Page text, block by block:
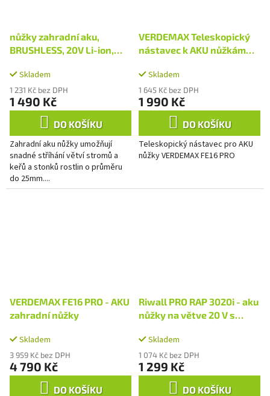
nůžky zahradní aku,
BRUSHLESS, 20V Li-ion,
Skladem
1 231 Kč bez DPH
1 490 Kč
DO KOŠÍKU
Zahradní aku nůžky umožňují
snadné stříhání větví stromů a
keřů a stonků rostlin o průměru
do 25mm....
VERDEMAX Teleskopický
nástavec k AKU nůžkám
Skladem
1 645 Kč bez DPH
1 990 Kč
DO KOŠÍKU
Teleskopický nástavec pro AKU
nůžky VERDEMAX FE16 PRO
VERDEMAX FE16 PRO - AKU
zahradní nůžky
Skladem
3 959 Kč bez DPH
4 790 Kč
DO KOŠÍKU
Riwall PRO RAP 3020i - aku
nůžky na větve 20 V s
(bez baterie a nabíječky)
Skladem
1 074 Kč bez DPH
1 299 Kč
DO KOŠÍKU